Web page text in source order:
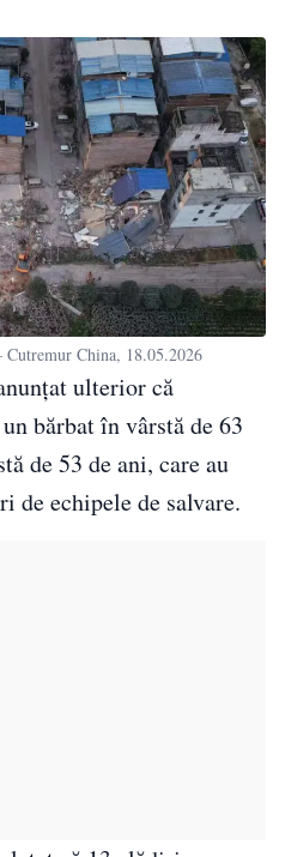
China, 18.05.2026
ulterior că
bărbat în vârstă de 63
de 53 de ani, care au
de echipele de salvare.